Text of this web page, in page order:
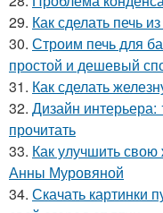
29. Как сделать печь
30. Строим печь для
простой и дешевый
31. Как сделать
32. Дизайн интерьера:
прочитать
33. Как улучшить
Анны Муровяной
34. Скачать картинки